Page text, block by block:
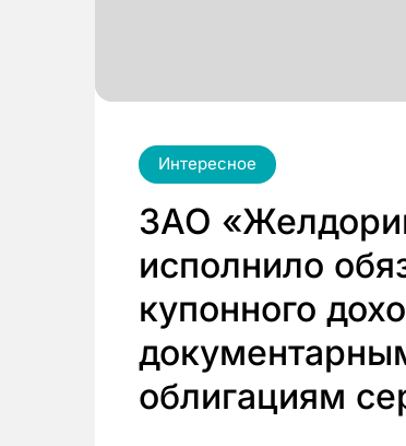
Интересное
ЗАО
исполнило
купонного
облигациям